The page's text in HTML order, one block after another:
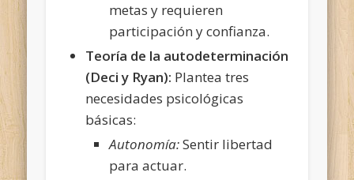
metas y requieren
participación y confianza.
Teoría de la autodeterminación
(Deci y Ryan): Plantea tres
necesidades psicológicas
básicas:
Autonomía:Sentir libertad
para actuar.